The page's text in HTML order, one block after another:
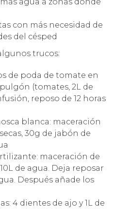
con más necesidad de
del césped
trucos:
de poda de tomate en
(tomates, 2L de
reposo de 12 horas
blanca: maceración
30g de jabón de
maceración de
de agua. Deja reposar
Después añade los
4 dientes de ajo y 1L de